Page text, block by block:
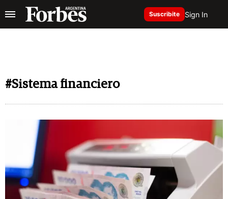
Suscribite Sign In
#Sistema financiero